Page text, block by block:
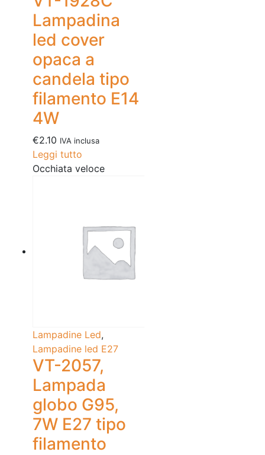
Lampadina
led cover
opaca a
candela tipo
filamento E14
4W
€2.10 IVA inclusa
Leggi tutto
Occhiata veloce
Lampadine Led,
Lampadine led E27
VT-2057,
Lampada
globo G95,
7W E27 tipo
filamento